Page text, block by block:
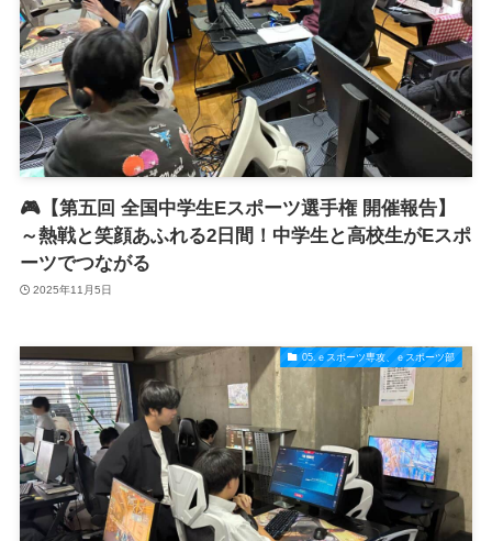
🎮【第五回 全国中学生Eスポーツ選手権 開催報告】
～熱戦と笑顔あふれる2日間！中学生と高校生がEスポ
ーツでつながる
2025年11月5日
05.ｅスポーツ専攻、ｅスポーツ部